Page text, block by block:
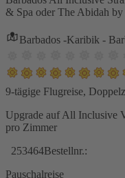
& Spa oder The Abidah by
Barbados -Karibik -
9-tägige Flugreise,
Upgrade auf All Inclusive
pro Zimmer
253464Bestellnr.:
Pauschalreise